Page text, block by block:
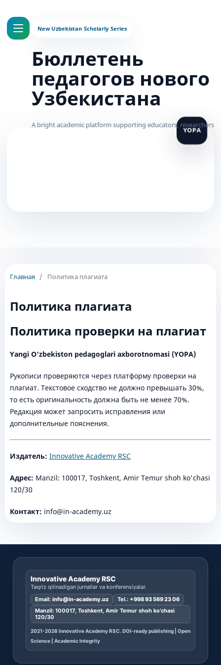
Бюллетень
педагогов нового
Узбекистана
Главная / Политика плагиата
Политика плагиата
Политика проверки на плагиат
Yangi O‘zbekiston pedagoglari axborotnomasi (YOPA)
Рукописи проверяются через платформу проверки на
плагиат. Текстовое сходство не должно превышать 30%,
то есть оригинальность должна быть не менее 70%.
Редакция может запросить исправления или
дополнительные пояснения.
Издатель: Innovative Academy RSC
Адрес: Manzil: 100017, Toshkent, Amir Temur shoh ko'chasi
120/30
Контакт: info@in-academy.uz
Innovative Academy RSC
Taqriz qilinadigan jurnallar va konferensiyalar.
Email: info@in-academy.uz Tel.: +998 93 569 23 06
Manzil: 100017, Toshkent, Amir Temur shoh ko’chasi
120/30
2021-2026 Innovative Academy RSC. DOI-ready publishing | Open
Science | Academic Integrity